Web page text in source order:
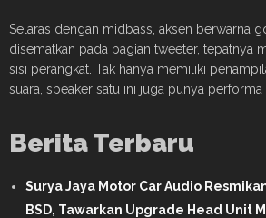
Selaras dengan midbass, aksen berwarna
disematkan pada bagian tweeter, tepatnya
sisi perangkat. Tak hanya memiliki
suara, speaker satu ini juga punya performa
Berita Terbaru
Surya Jaya Motor Car Audio
BSD, Tawarkan Upgrade Head Unit